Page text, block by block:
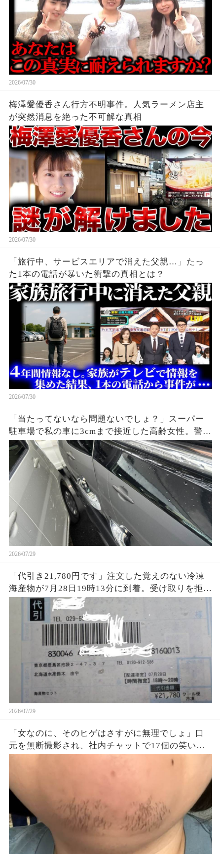
2026/07/30
梅澤愛優香さん行方不明事件。人気ラーメン店主
が突然消息を絶った不可解な真相
2026/07/30
「旅行中、サービスエリアで消えた父親…」たっ
た1本の電話が暴いた衝撃の真相とは？
2026/07/30
「当たってないなら問題ないでしょ？」スーパー
駐車場で私の車に3cmまで接近した高齢女性。警備
員が防犯カメラを再生すると、入庫前の危険行為
まで映っていて…
2026/07/29
「代引き21,780円です」注文した覚えのない冷凍
海産物が7月28日19時13分に到着。受け取りを拒否
すると、数分後に知らない番号から電話が…
2026/07/29
「女なのに、そのヒゲはさすがに無理でしょ」口
元を無断撮影され、社内チャットで17個の笑い絵
文字→私が保存した画像と診療明細を人事部へ提